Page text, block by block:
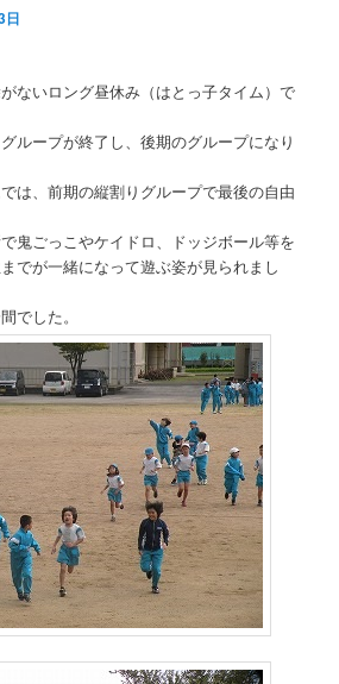
日
ないロング昼休み（はとっ子タイム）で
ループが終了し、後期のグループになり
は、前期の縦割りグループで最後の自由
鬼ごっこやケイドロ、ドッジボール等を
でが一緒になって遊ぶ姿が見られまし
でした。